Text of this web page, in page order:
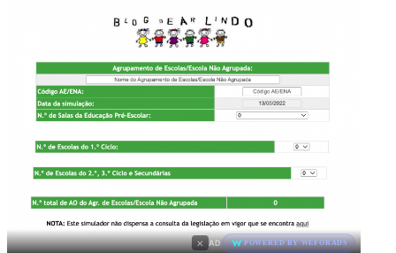
× AD POWERED BY WEFORADS